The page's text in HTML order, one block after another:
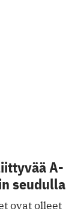
A-
seudulla
ovat olleet